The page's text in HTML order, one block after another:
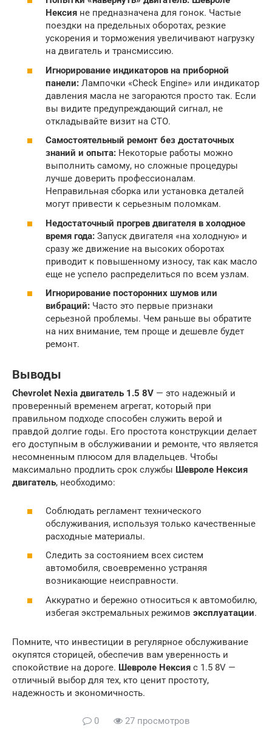
Нексия не предназначена для гонок. Частые
поездки на предельных оборотах, резкие
ускорения и торможения увеличивают нагрузку
на двигатель и трансмиссию.
Игнорирование индикаторов на приборной
панели: Лампочки «Check Engine» или индикатор
давления масла не загораются просто так. Если
вы видите предупреждающий сигнал, не
откладывайте визит на СТО.
Самостоятельный ремонт без достаточных
знаний и опыта: Некоторые работы можно
выполнить самому, но сложные процедуры
лучше доверить профессионалам.
Неправильная сборка или установка деталей
могут привести к серьезным поломкам.
Недостаточный прогрев двигателя в холодное
время года: Запуск двигателя «на холодную» и
сразу же движение на высоких оборотах
приводит к повышенному износу, так как масло
еще не успело распределиться по всем узлам.
Игнорирование посторонних шумов или
вибраций: Часто это первые признаки
серьезной проблемы. Чем раньше вы обратите
на них внимание, тем проще и дешевле будет
ремонт.
Выводы
Chevrolet Nexia двигатель 1.5 8V — это надежный и
проверенный временем агрегат, который при
правильном подходе способен служить верой и
правдой долгие годы. Его простота конструкции делает
его доступным в обслуживании и ремонте, что является
несомненным плюсом для владельцев. Чтобы
максимально продлить срок службы Шевроле Нексия
двигатель, необходимо:
Соблюдать регламент технического
обслуживания, используя только качественные
расходные материалы.
Следить за состоянием всех систем
автомобиля, своевременно устраняя
возникающие неисправности.
Аккуратно и бережно относиться к автомобилю,
избегая экстремальных режимов эксплуатации.
Помните, что инвестиции в регулярное обслуживание
окупятся сторицей, обеспечив вам уверенность и
спокойствие на дороге. Шевроле Нексия с 1.5 8V —
отличный выбор для тех, кто ценит простоту,
надежность и экономичность.
0 27 просмотров